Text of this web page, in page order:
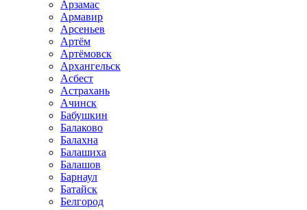
Арзамас
Армавир
Арсеньев
Артём
Артёмовск
Архангельск
Асбест
Астрахань
Ачинск
Бабушкин
Балаково
Балахна
Балашиха
Балашов
Барнаул
Батайск
Белгород